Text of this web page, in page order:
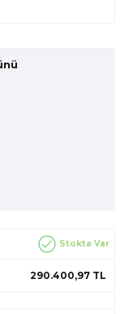
Stokta Var
290.400,97 TL